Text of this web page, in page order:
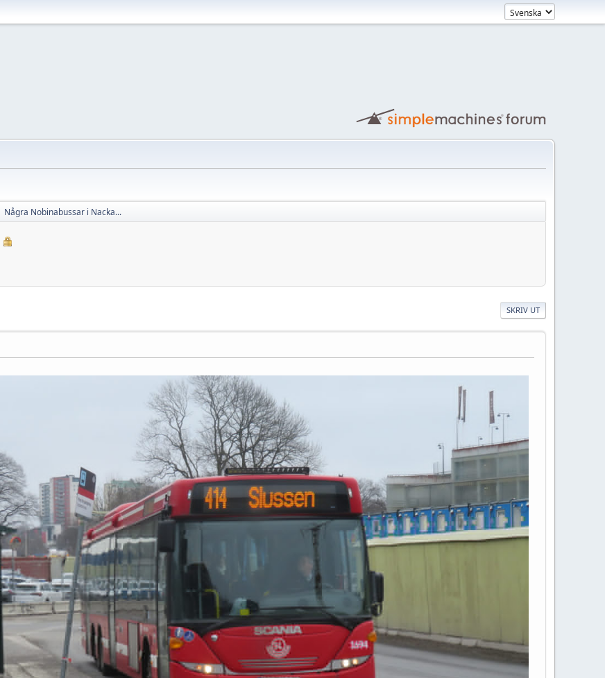
Några Nobinabussar i Nacka...
SKRIV UT